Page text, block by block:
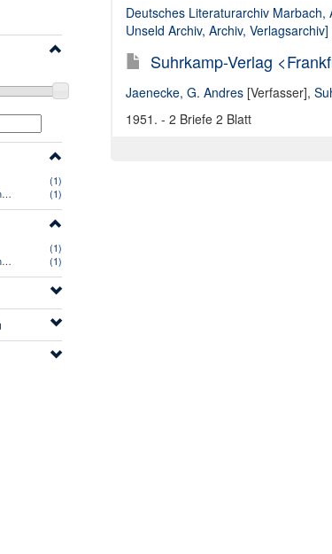
(1)
Suhrkamp-Verlag <Frankfurt, Main> (1950-)
(1)
(1)
Suhrkamp-Verlag <Frankfurt, Main> (1950-)
(1)
Deutsches Literaturarchiv Marbach,
Unseld Archiv, Archiv, Verlagsarchiv]
Suhrkamp-Verlag
Jaenecke, G. Andres[Verfasser],
1951. - 2 Briefe 2 Blatt